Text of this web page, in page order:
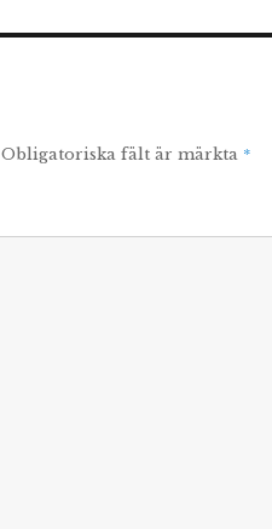
Obligatoriska fält är märkta *